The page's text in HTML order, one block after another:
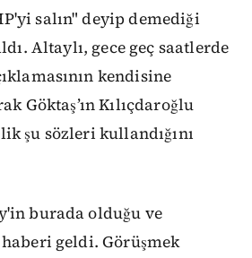
salın" deyip demediği
Altaylı, gece geç saatlerde
kendisine
Göktaş’ın Kılıçdaroğlu
şu sözleri kullandığını
burada olduğu ve
geldi. Görüşmek